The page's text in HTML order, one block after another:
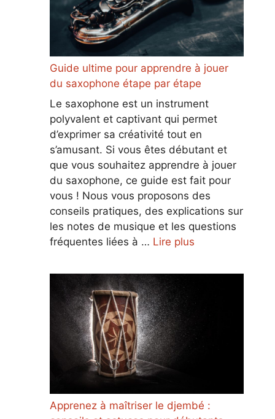
Guide ultime pour apprendre à jouer
du saxophone étape par étape
Le saxophone est un instrument
polyvalent et captivant qui permet
d’exprimer sa créativité tout en
s’amusant. Si vous êtes débutant et
que vous souhaitez apprendre à jouer
du saxophone, ce guide est fait pour
vous ! Nous vous proposons des
conseils pratiques, des explications sur
les notes de musique et les questions
fréquentes liées à … Lire plus
Apprenez à maîtriser le djembé :